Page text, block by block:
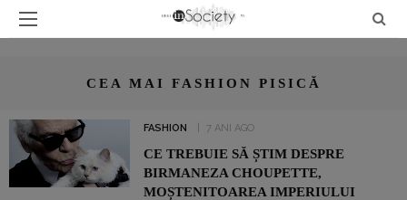
CEA MAI FASHION PISICĂ
FASHION 7 ANI AGO
CE TREBUIE SĂ ȘTIM DESPRE
BIRMANEZA CHOUPETTE,
MOȘTENITOAREA IMPERIULUI